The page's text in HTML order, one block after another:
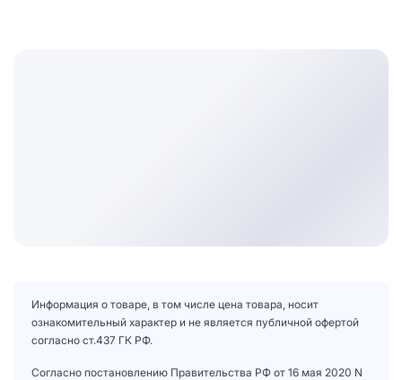
Информация о товаре, в том числе цена товара, носит
ознакомительный характер и не является публичной офертой
согласно ст.437 ГК РФ.
Согласно постановлению Правительства РФ от 16 мая 2020 N